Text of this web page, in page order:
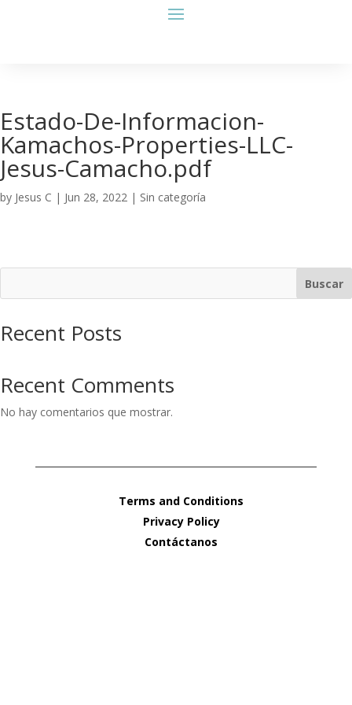
Estado-De-Informacion-
Kamachos-Properties-LLC-
Jesus-Camacho.pdf
by Jesus C | Jun 28, 2022 | Sin categoría
Buscar
Recent Posts
Recent Comments
No hay comentarios que mostrar.
Terms and Conditions
Privacy Policy
Contáctanos